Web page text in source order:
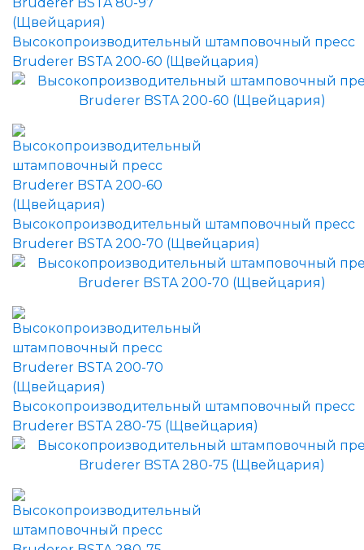
Высокопроизводительный штамповочный пресс
Bruderer BSTA 200-60 (Щвейцария)
Высокопроизводительный штамповочный пресс
Bruderer BSTA 200-70 (Щвейцария)
Высокопроизводительный штамповочный пресс
Bruderer BSTA 280-75 (Щвейцария)